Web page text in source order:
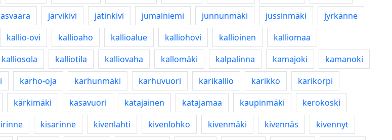
järvikivi jätinkivi jumalniemi junnunmäki jussinmäki
jyrkänne
kallio-ovi kallioaho kallioalue kalliohovi kallioinen
kalliomaa
kalliosola kalliotila kalliovaha kallomäki kalpalinna kamajoki
kamanoki
karho-oja karhunmäki karhuvuori karikallio karikko
karikorpi
kärkimäki kasavuori katajainen katajamaa kaupinmäki
kerokoski
kisarinne kivenlahti kivenlohko kivenmäki kivennäs
kivennyt